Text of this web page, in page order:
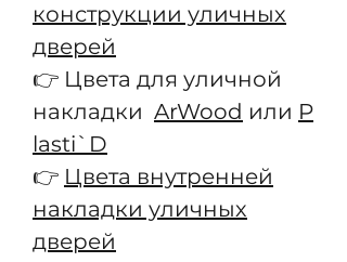
конструкции уличных
дверей
👉 Цвета для уличной
накладки ArWood или P
lasti`D
👉 Цвета внутренней
накладки уличных
дверей